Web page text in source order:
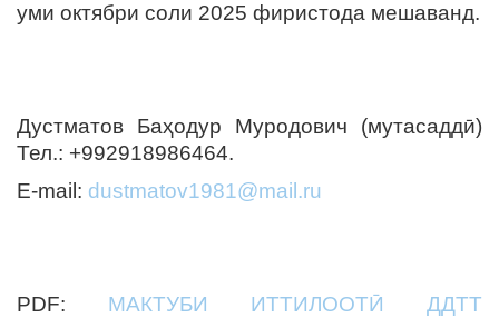
уми октябри соли 2025 фиристода мешаванд.
Дустматов Баҳодур Муродович (мутасаддӣ)
Тел.: +992918986464.
E-mail: dustmatov1981@mail.ru
PDF: МАКТУБИ ИТТИЛООТӢ ДДТТ